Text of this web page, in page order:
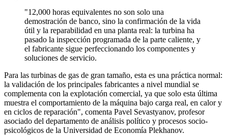
"12,000 horas equivalentes no son solo una
demostración de banco, sino la confirmación de la vida
útil y la reparabilidad en una planta real: la turbina ha
pasado la inspección programada de la parte caliente, y
el fabricante sigue perfeccionando los componentes y
soluciones de servicio.
Para las turbinas de gas de gran tamaño, esta es una práctica normal:
la validación de los principales fabricantes a nivel mundial se
complementa con la explotación comercial, ya que solo esta última
muestra el comportamiento de la máquina bajo carga real, en calor y
en ciclos de reparación", comenta Pavel Sevastyanov, profesor
asociado del departamento de análisis político y procesos socio-
psicológicos de la Universidad de Economía Plekhanov.